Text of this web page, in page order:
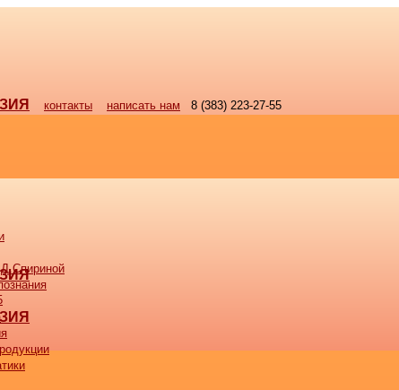
контакты написать нам
8 (383) 223-27-55